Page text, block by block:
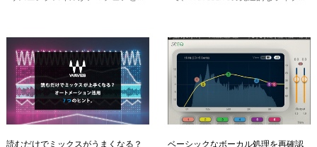
ウェアを超えて、音楽制作には鋭く
正確なリ
用していただいた。 今回は9mm
Parabellum Bulle
読むだけでミックスがうまくなる？
ベーシックなボーカル処理を再確認